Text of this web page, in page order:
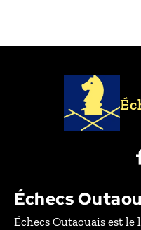
Échecs
Échecs Outaouais est